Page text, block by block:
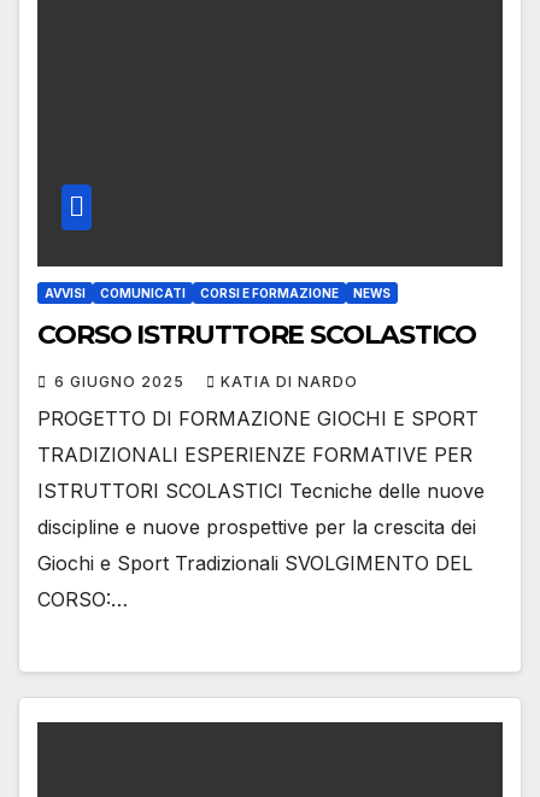
AVVISI COMUNICATI CORSI E FORMAZIONE NEWS
CORSO ISTRUTTORE SCOLASTICO
6 GIUGNO 2025 KATIA DI NARDO
PROGETTO DI FORMAZIONE GIOCHI E SPORT
TRADIZIONALI ESPERIENZE FORMATIVE PER
ISTRUTTORI SCOLASTICI Tecniche delle nuove
discipline e nuove prospettive per la crescita dei
Giochi e Sport Tradizionali SVOLGIMENTO DEL
CORSO:…